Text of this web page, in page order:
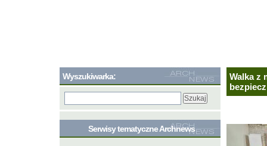
Walka z
Wyszukiwarka:
Serwisy tematyczne Archnews